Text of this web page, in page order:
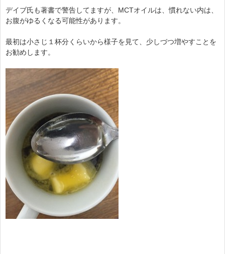
デイブ氏も著書で警告してますが、MCTオイルは、慣れない内は、
お腹がゆるくなる可能性があります。
最初は小さじ１杯分くらいから様子を見て、少しづつ増やすことを
お勧めします。